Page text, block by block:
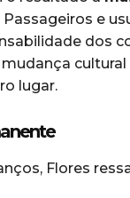
Passageiros e
dos
cultural
lugar.
Flores